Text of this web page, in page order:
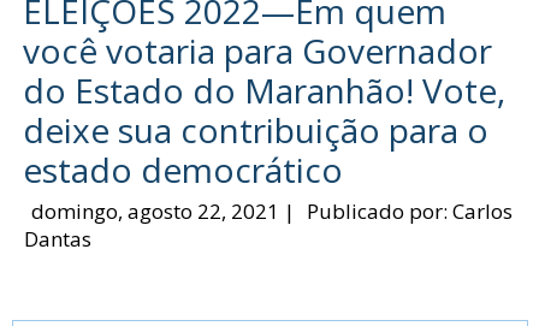
ELEIÇÕES 2022—Em quem
você votaria para Governador
do Estado do Maranhão! Vote,
deixe sua contribuição para o
estado democrático
domingo, agosto 22, 2021 | Publicado por:Carlos
Dantas